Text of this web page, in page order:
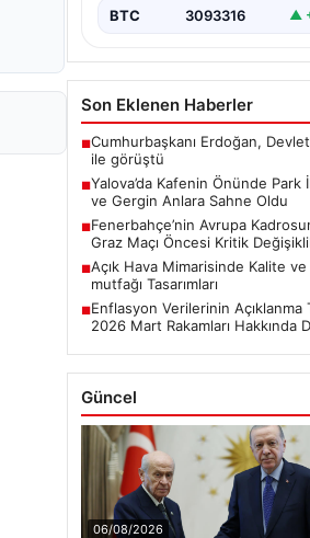
BTC 3093316 ▲
Son Eklenen Haberler
■Cumhurbaşkanı Erdoğan,
ile görüştü
■Yalova’da Kafenin Önünde Park
ve Gergin Anlara Sahne Oldu
■Fenerbahçe’nin Avrupa
Graz Maçı Öncesi Kritik
■Açık Hava Mimarisinde Kalite
mutfağı Tasarımları
■Enflasyon Verilerinin Açıklanma
2026 Mart Rakamları Hakkında
Güncel
06/08/2026